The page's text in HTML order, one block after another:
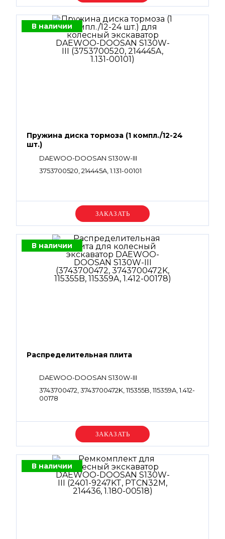
В наличии
Пружина диска тормоза (1 компл./12-24
шт.)
DAEWOO-DOOSAN S130W-III
3753700520, 214445A, 1.131-00101
Уточняйте цену
В наличии
Распределительная плита
DAEWOO-DOOSAN S130W-III
3743700472, 3743700472K, 115355B, 115359A, 1.412-
00178
Уточняйте цену
В наличии